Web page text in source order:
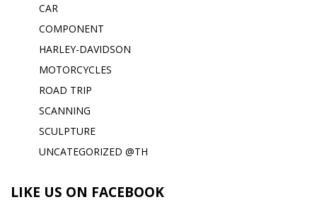
CAR
COMPONENT
HARLEY-DAVIDSON
MOTORCYCLES
ROAD TRIP
SCANNING
SCULPTURE
UNCATEGORIZED @TH
LIKE US ON FACEBOOK